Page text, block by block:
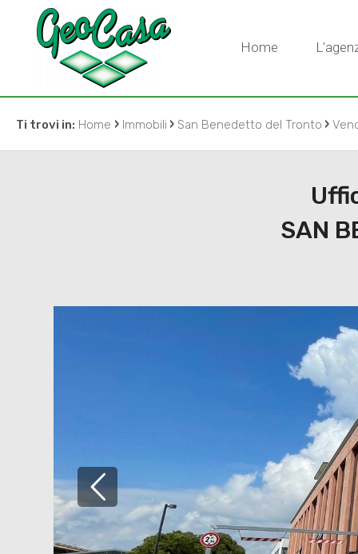
Home
Ti trovi in: Home › Immobili › San Benedetto del Tronto ›
SAN